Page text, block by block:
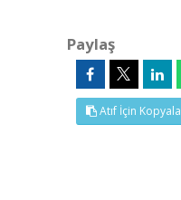
Paylaş
Atıf İçin Kopyala